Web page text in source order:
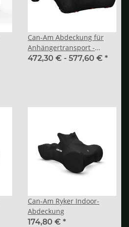
Can-Am Abdeckung für
Anhängertransport -
Maverick (MAX)
472,30 € - 577,60 € *
Can-Am Ryker Indoor-
Abdeckung
174,80 € *